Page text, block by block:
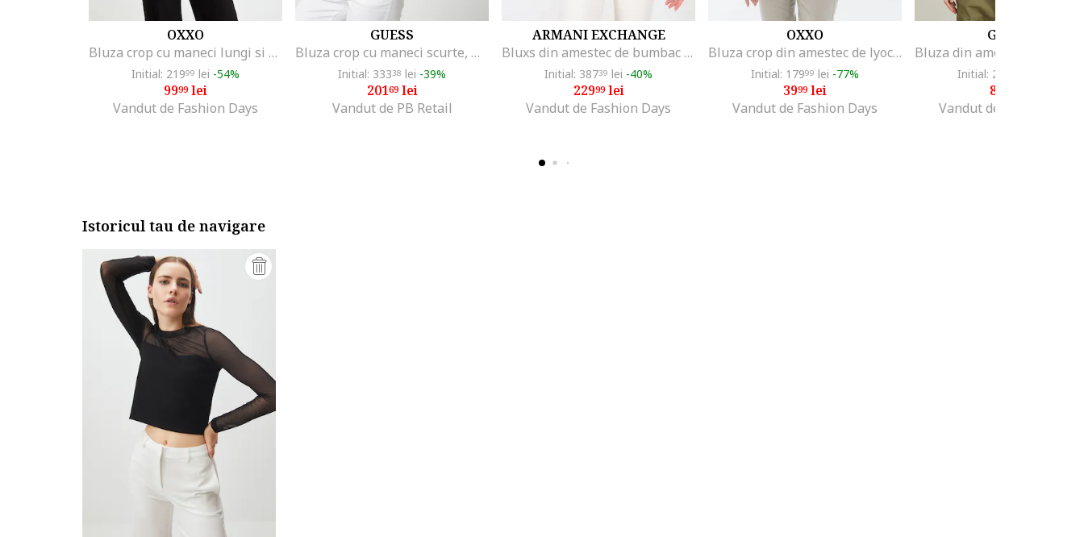
OXXO
Bluza crop cu maneci lungi si decolteu in V, Negru
Initial: 21999 lei -54%
9999lei
Vandut de Fashion Days
GUESS
Bluza crop cu maneci scurte, Negru
Initial: 33338 lei -39%
20169lei
Vandut de PB Retail
ARMANI EXCHANGE
Bluxs din amestec de bumbac cu logo, Alb/Negru
Initial: 38739 lei -40%
22999lei
Vandut de Fashion Days
OXXO
Bluza crop din amestec de lyocell cu nod frontal, Negru
Initial: 17999 lei -77%
3999lei
Vandut de Fashion Days
G-STAR
Initial: 226
89
Vandut de Fashion Days
Istoricul tau de navigare